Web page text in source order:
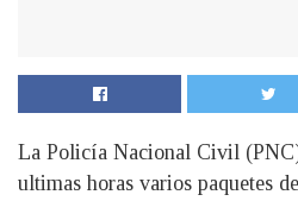
La Policía Nacional Civil
ultimas horas varios paquetes